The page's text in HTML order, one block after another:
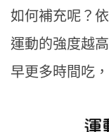
如何補充呢？
運動的強度越
早更多時間吃